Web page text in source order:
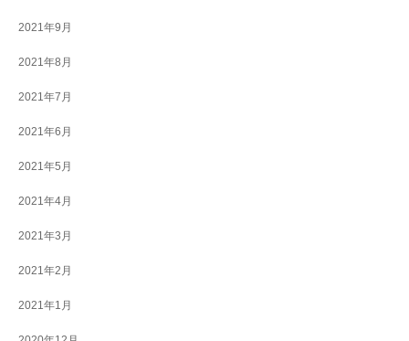
2021年9月
2021年8月
2021年7月
2021年6月
2021年5月
2021年4月
2021年3月
2021年2月
2021年1月